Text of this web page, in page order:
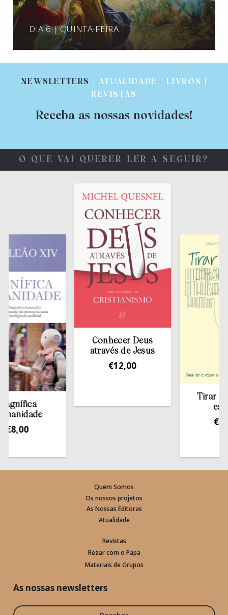
DIA 6 | QUINTA-FEIRA
NEWSLETTERS
| ATUALIDADE | LIVROS |
REVISTAS
Receba as nossas novidades!
O QUE VAI QUERER LER A SEGUIR?
Conhecer Deus
através de Jesus
12,00
Tirar a
estante
13,50
Quem Somos
Os nossos projetos
As Nossas Editoras
Atualidade
Revistas
Rezar com o Papa
Materiais de Grupos
As nossas newsletters